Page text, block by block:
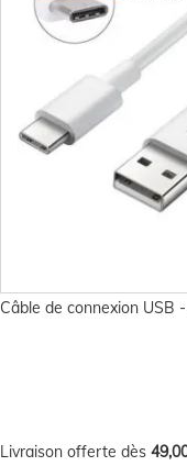
Câble de connexion USB
Livraison offerte dès